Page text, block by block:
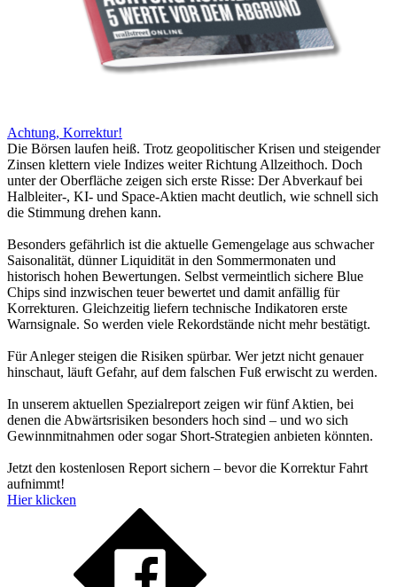
Achtung, Korrektur!
Die Börsen laufen heiß. Trotz geopolitischer Krisen und steigender
Zinsen klettern viele Indizes weiter Richtung Allzeithoch. Doch
unter der Oberfläche zeigen sich erste Risse: Der Abverkauf bei
Halbleiter-, KI- und Space-Aktien macht deutlich, wie schnell sich
die Stimmung drehen kann.
Besonders gefährlich ist die aktuelle Gemengelage aus schwacher
Saisonalität, dünner Liquidität in den Sommermonaten und
historisch hohen Bewertungen. Selbst vermeintlich sichere Blue
Chips sind inzwischen teuer bewertet und damit anfällig für
Korrekturen. Gleichzeitig liefern technische Indikatoren erste
Warnsignale. So werden viele Rekordstände nicht mehr bestätigt.
Für Anleger steigen die Risiken spürbar. Wer jetzt nicht genauer
hinschaut, läuft Gefahr, auf dem falschen Fuß erwischt zu werden.
In unserem aktuellen Spezialreport zeigen wir fünf Aktien, bei
denen die Abwärtsrisiken besonders hoch sind – und wo sich
Gewinnmitnahmen oder sogar Short-Strategien anbieten könnten.
Jetzt den kostenlosen Report sichern – bevor die Korrektur Fahrt
aufnimmt!
Hier klicken